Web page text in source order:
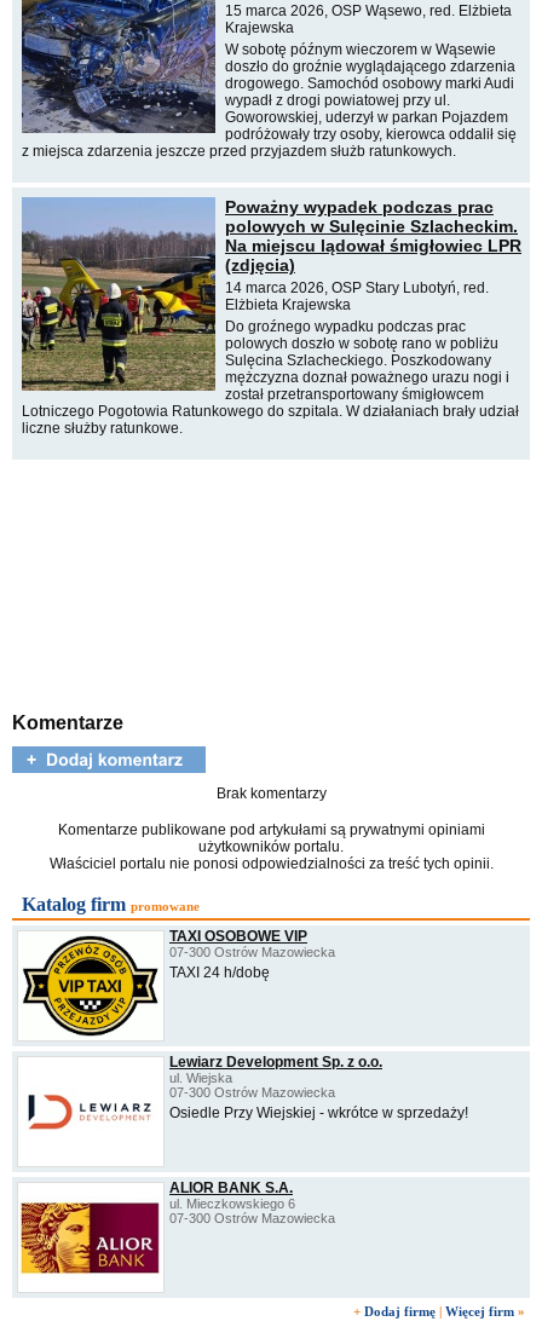
15 marca 2026, OSP Wąsewo, red. Elżbieta
Krajewska
W sobotę późnym wieczorem w Wąsewie
doszło do groźnie wyglądającego zdarzenia
drogowego. Samochód osobowy marki Audi
wypadł z drogi powiatowej przy ul.
Goworowskiej, uderzył w parkan Pojazdem
podróżowały trzy osoby, kierowca oddalił się
z miejsca zdarzenia jeszcze przed przyjazdem służb ratunkowych.
Poważny wypadek podczas prac
polowych w Sulęcinie Szlacheckim.
Na miejscu lądował śmigłowiec LPR
(zdjęcia)
14 marca 2026, OSP Stary Lubotyń, red.
Elżbieta Krajewska
Do groźnego wypadku podczas prac
polowych doszło w sobotę rano w pobliżu
Sulęcina Szlacheckiego. Poszkodowany
mężczyzna doznał poważnego urazu nogi i
został przetransportowany śmigłowcem
Lotniczego Pogotowia Ratunkowego do szpitala. W działaniach brały udział
liczne służby ratunkowe.
Komentarze
Brak komentarzy
Komentarze publikowane pod artykułami są prywatnymi opiniami
użytkowników portalu.
Właściciel portalu nie ponosi odpowiedzialności za treść tych opinii.
Katalog firm promowane
TAXI OSOBOWE VIP
07-300 Ostrów Mazowiecka
TAXI 24 h/dobę
Lewiarz Development Sp. z o.o.
ul. Wiejska
07-300 Ostrów Mazowiecka
Osiedle Przy Wiejskiej - wkrótce w sprzedaży!
ALIOR BANK S.A.
ul. Mieczkowskiego 6
07-300 Ostrów Mazowiecka
+ Dodaj firmę | Więcej firm »